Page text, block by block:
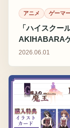
アニメ ゲーマ
「ハイスクー
AKIHABARA
2026.06.01